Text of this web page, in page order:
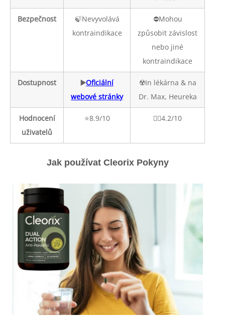
Bezpečnost
🍃Nevyvolává
kontraindikace
⛔️Mohou
způsobit závislost
nebo jiné
kontraindikace
Dostupnost ▶️Oficiální
webové stránky
☢️In lékárna & na
Dr. Max, Heureka
Hodnocení
uživatelů
⭐️8.9/10 👎🏼4.2/10
Jak používat Cleorix Pokyny